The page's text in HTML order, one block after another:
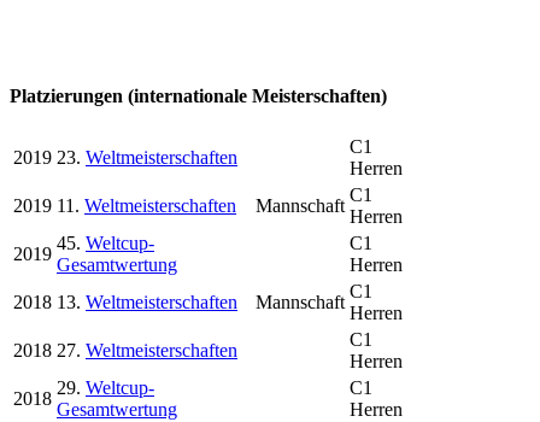
Platzierungen (internationale Meisterschaften)
2019 23. Weltmeisterschaften
C1
Herren
2019 11. Weltmeisterschaften Mannschaft
C1
Herren
2019
45. Weltcup-
Gesamtwertung
C1
Herren
2018 13. Weltmeisterschaften Mannschaft
C1
Herren
2018 27. Weltmeisterschaften
C1
Herren
2018
29. Weltcup-
Gesamtwertung
C1
Herren